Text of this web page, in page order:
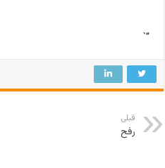
“`
قبلی
رفح